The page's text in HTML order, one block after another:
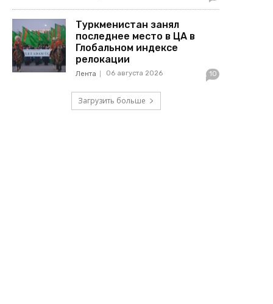
Туркменистан занял
последнее место в ЦА в
Глобальном индексе
релокации
Лента 06 августа 2026 10
Загрузить больше